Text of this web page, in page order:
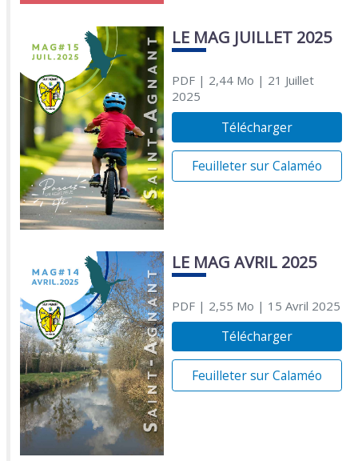
LE MAG JUILLET 2025
PDF| 2,44 Mo | 21 Juillet
2025
Télécharger
Feuilleter sur Calaméo
LE MAG AVRIL 2025
PDF| 2,55 Mo | 15 Avril 2025
Télécharger
Feuilleter sur Calaméo